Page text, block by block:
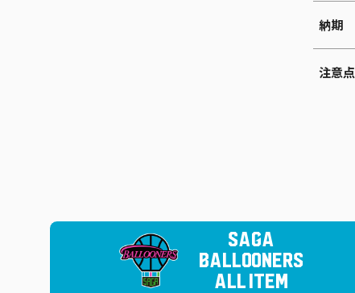
納期
注意点
SAGA
BALLOONERS
ALL ITEM